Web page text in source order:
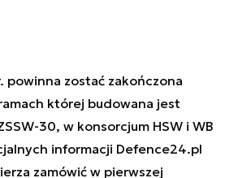
powinna zostać zakończona
której budowana jest
30, w konsorcjum HSW i WB
informacji Defence24.pl
zamówić w pierwszej